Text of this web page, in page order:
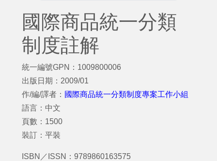
國際商品統一分類
制度註解
統一編號GPN：1009800006
出版日期：2009/01
作/編/譯者： 國際商品統一分類制度專案工作小組
語言：中文
頁數：1500
裝訂：平裝
ISBN／ISSN：9789860163575